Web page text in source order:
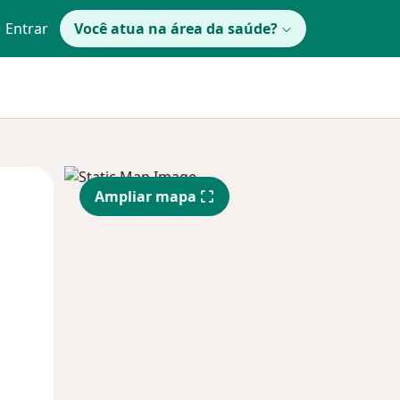
Entrar Você atua na área da saúde?
Qui,
13 Ago
Sex,
14 Ago
Ampliar mapa